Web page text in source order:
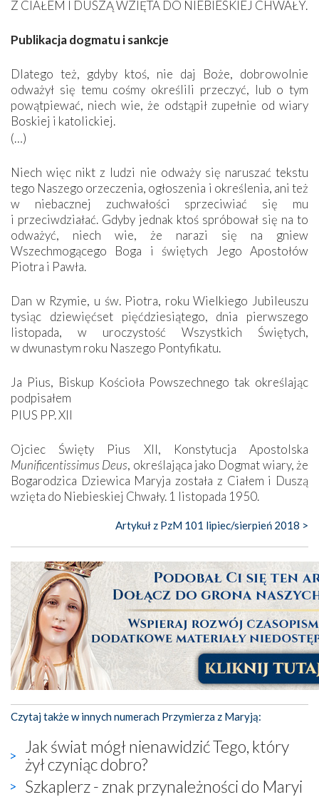
Z CIAŁEM I DUSZĄ WZIĘTA DO NIEBIESKIEJ CHWAŁY.
Publikacja dogmatu i sankcje
Dlatego też, gdyby ktoś, nie daj Boże, dobrowolnie
odważył się temu cośmy określili przeczyć, lub o tym
powątpiewać, niech wie, że odstąpił zupełnie od wiary
Boskiej i katolickiej.
(…)
Niech więc nikt z ludzi nie odważy się naruszać tekstu
tego Naszego orzeczenia, ogłoszenia i określenia, ani też
w niebacznej zuchwałości sprzeciwiać się mu
i przeciwdziałać. Gdyby jednak ktoś spróbował się na to
odważyć, niech wie, że narazi się na gniew
Wszechmogącego Boga i świętych Jego Apostołów
Piotra i Pawła.
Dan w Rzymie, u św. Piotra, roku Wielkiego Jubileuszu
tysiąc dziewięćset pięćdziesiątego, dnia pierwszego
listopada, w uroczystość Wszystkich Świętych,
w dwunastym roku Naszego Pontyfikatu.
Ja Pius, Biskup Kościoła Powszechnego tak określając
podpisałem
PIUS PP. XII
Ojciec Święty Pius XII, Konstytucja Apostolska
Munificentissimus Deus, określająca jako Dogmat wiary, że
Bogarodzica Dziewica Maryja została z Ciałem i Duszą
wzięta do Niebieskiej Chwały. 1 listopada 1950.
Artykuł z PzM 101 lipiec/sierpień 2018 >
Czytaj także w innych numerach Przymierza z Maryją:
Jak świat mógł nienawidzić Tego, który
żył czyniąc dobro?
Szkaplerz - znak przynależności do Maryi